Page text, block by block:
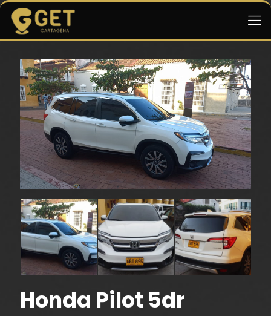
Honda Pilot 5dr